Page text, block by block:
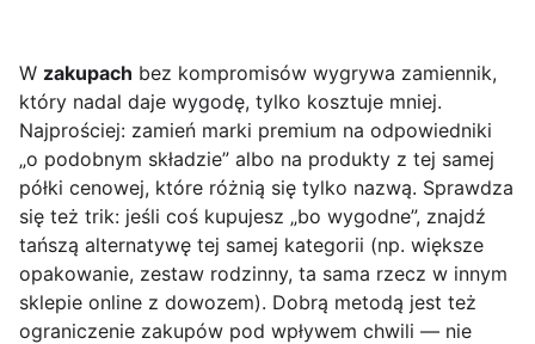
W zakupach bez kompromisów wygrywa zamiennik,
który nadal daje wygodę, tylko kosztuje mniej.
Najprościej: zamień marki premium na odpowiedniki
„o podobnym składzie” albo na produkty z tej samej
półki cenowej, które różnią się tylko nazwą. Sprawdza
się też trik: jeśli coś kupujesz „bo wygodne”, znajdź
tańszą alternatywę tej samej kategorii (np. większe
opakowanie, zestaw rodzinny, ta sama rzecz w innym
sklepie online z dowozem). Dobrą metodą jest też
ograniczenie zakupów pod wpływem chwili — nie